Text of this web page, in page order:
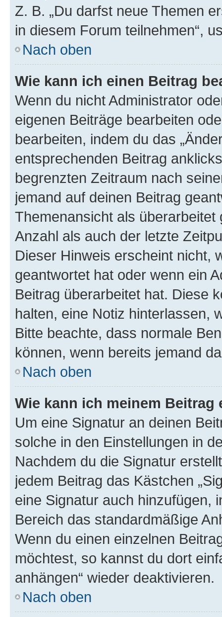
Z. B. „Du darfst neue Themen
in diesem Forum teilnehmen“,
Nach oben
Wie kann ich einen Beitrag
Wenn du nicht Administrator
eigenen Beiträge bearbeiten
bearbeiten, indem du das
entsprechenden Beitrag
begrenzten Zeitraum nach
jemand auf deinen Beitrag
Themenansicht als
Anzahl als auch der letzte
Dieser Hinweis erscheint nicht,
geantwortet hat oder wenn ein
Beitrag überarbeitet hat. Diese
halten, eine Notiz hinterlassen,
Bitte beachte, dass normale
können, wenn bereits jemand
Nach oben
Wie kann ich meinem
Um eine Signatur an deinen
solche in den Einstellungen in
Nachdem du die Signatur
jedem Beitrag das Kästchen
eine Signatur auch hinzufügen,
Bereich das standardmäßige
Wenn du einen einzelnen
möchtest, so kannst du dort
anhängen“ wieder deaktivieren.
Nach oben